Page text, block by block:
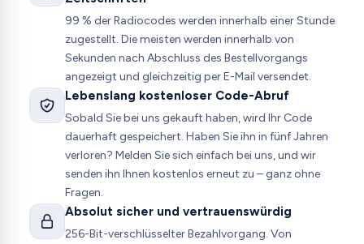
99 % der Radiocodes werden innerhalb einer Stunde
zugestellt. Die meisten werden innerhalb von
Sekunden nach Abschluss des Bestellvorgangs
angezeigt und gleichzeitig per E-Mail versendet.
Lebenslang kostenloser Code-Abruf
Sobald Sie bei uns gekauft haben, wird Ihr Code
dauerhaft gespeichert. Haben Sie ihn in fünf Jahren
verloren? Melden Sie sich einfach bei uns, und wir
senden ihn Ihnen kostenlos erneut zu – ganz ohne
Fragen.
Absolut sicher und vertrauenswürdig
256-Bit-verschlüsselter Bezahlvorgang. Von